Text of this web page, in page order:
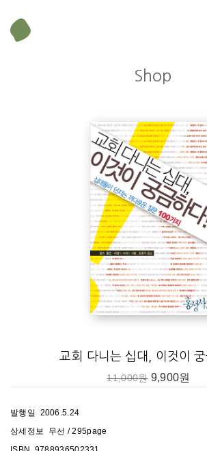
Shop
교회 다니는 십대, 이것이
11,000원 9,900원
발행일 2006.5.24
상세정보 무선 / 295page
153 × 224